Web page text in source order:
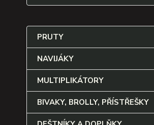
PRUTY
NAVIJÁKY
MULTIPLIKÁTORY
BIVAKY, BROLLY, PŘÍSTŘEŠKY